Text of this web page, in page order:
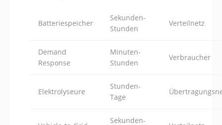
Batteriespeicher
Sekunden-
Stunden
Verteilnetz
Demand
Response
Minuten-
Stunden
Verbraucher
Elektrolyseure
Stunden-
Tage
Sekunden-